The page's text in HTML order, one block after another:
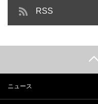
RSS
ニュース